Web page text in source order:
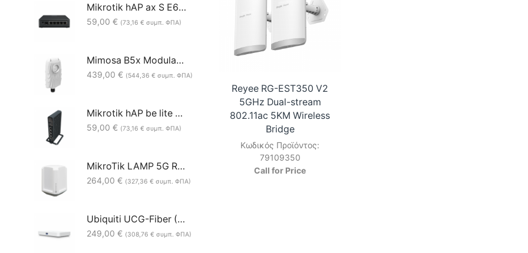
AirMetro
Wireless
ποσότητα
Reyee RG-EST350 V2
5GHz Dual-stream
802.11ac 5KM Wireless
Bridge
Κωδικός Προϊόντος:
79109350
Call for Price
Mikrotik hAP ax S E62iUGS-2axD5axT 5xGbE 1x2.5G SFP WiFi 6 Access Point
59,00 € (73,16 € συμπ. ΦΠΑ)
Mimosa B5x Modular 4.9-6.4GHz 8dBi PtP Backhaul Radio
439,00 € (544,36 € συμπ. ΦΠΑ)
Mikrotik hAP be lite A42G-HbeP Wi-Fi 7 (RouterOS L4)
59,00 € (73,16 € συμπ. ΦΠΑ)
MikroTik LAMP 5G R16 LAMPGM&RG520F-EU 4x4MIMO (Level 3)
264,00 € (327,36 € συμπ. ΦΠΑ)
Ubiquiti UCG-Fiber (30W) Desktop 10G Cloud Gateway
249,00 € (308,76 € συμπ. ΦΠΑ)